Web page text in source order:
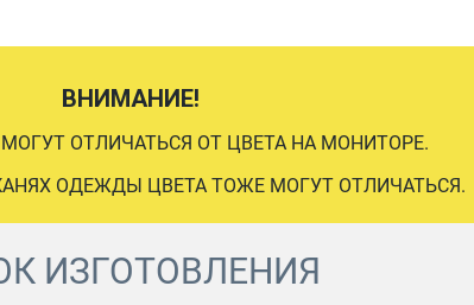
ВНИМАНИЕ!
ОТЛИЧАТЬСЯ ОТ ЦВЕТА НА МОНИТОРЕ.
ОДЕЖДЫ ЦВЕТА ТОЖЕ МОГУТ ОТЛИЧАТЬСЯ.
ИЗГОТОВЛЕНИЯ